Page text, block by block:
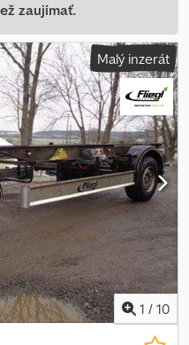
zaujímať.
Malý inzerát
1 / 10